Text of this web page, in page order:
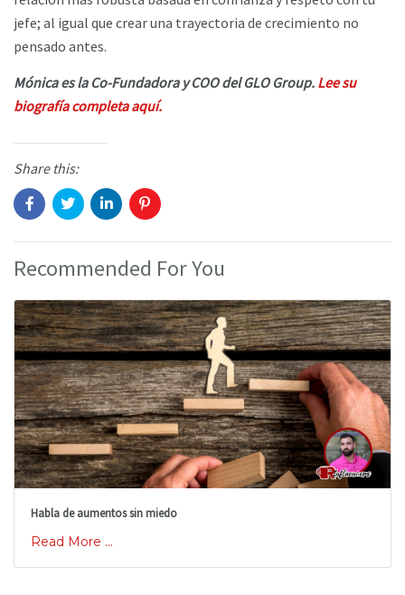
jefe; al igual que crear una trayectoria de crecimiento no
pensado antes.
Mónica es la Co-Fundadora y COO del GLO Group. Lee su
biografía completa aquí.
Share this:
Recommended For You
Habla de aumentos sin miedo
Read More ...